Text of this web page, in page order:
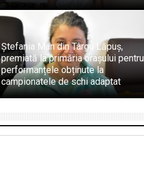
Ștefania Man din Târgu Lăpuș,
premiată la primăria orașului pentru
performanțele obținute la
campionatele de schi adaptat